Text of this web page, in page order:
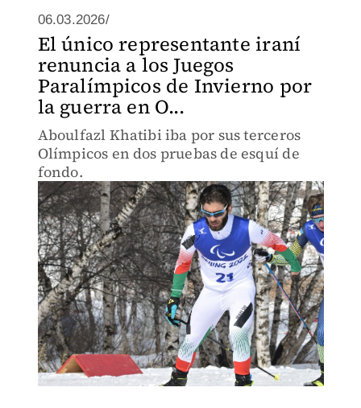
06.03.2026/
El único representante iraní
renuncia a los Juegos
Paralímpicos de Invierno por
la guerra en O...
Aboulfazl Khatibi iba por sus terceros
Olímpicos en dos pruebas de esquí de
fondo.